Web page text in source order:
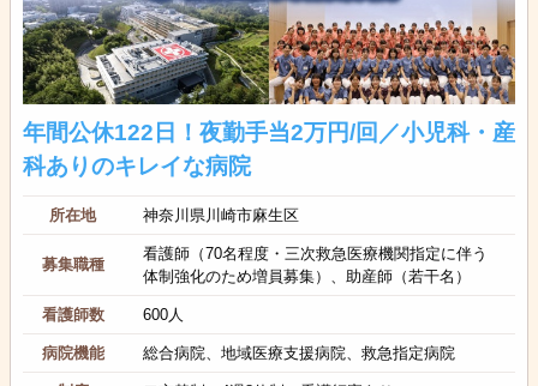
年間公休122日！夜勤手当2万円/回／小児科・産
科ありのキレイな病院
所在地 神奈川県川崎市麻生区
募集職種
看護師（70名程度・三次救急医療機関指定に伴う
体制強化のため増員募集）、助産師（若干名）
看護師数 600人
病院機能 総合病院、地域医療支援病院、救急指定病院